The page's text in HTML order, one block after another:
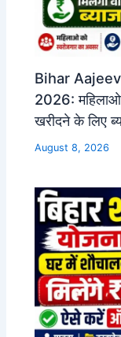
Bihar
2026: महिलाओ
खरीदने के लिए
August 8, 2026